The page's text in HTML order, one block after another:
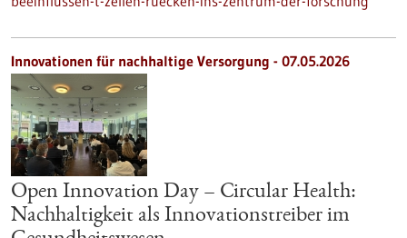
Innovationen für nachhaltige Versorgung - 07.05.2026
Open Innovation Day – Circular Health:
Nachhaltigkeit als Innovationstreiber im